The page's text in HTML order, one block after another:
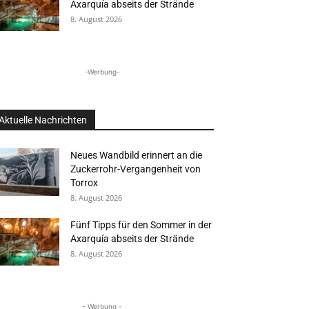
Axarquía abseits der Strände
8. August 2026
-Werbung-
Nachrichten
Neues Wandbild erinnert an die
Zuckerrohr-Vergangenheit von
Torrox
8. August 2026
Fünf Tipps für den Sommer in der
Axarquía abseits der Strände
8. August 2026
- Werbung -